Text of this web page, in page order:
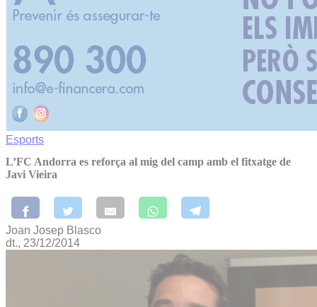
Esports
L’FC Andorra es reforça al mig del camp amb el fitxatge de
Javi Vieira
Joan Josep Blasco
dt., 23/12/2014